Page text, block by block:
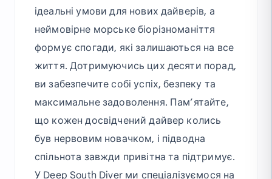
ідеальні умови для нових дайверів, а
неймовірне морське біорізноманіття
формує спогади, які залишаються на все
життя. Дотримуючись цих десяти порад,
ви забезпечите собі успіх, безпеку та
максимальне задоволення. Пам’ятайте,
що кожен досвідчений дайвер колись
був нервовим новачком, і підводна
спільнота завжди привітна та підтримує.
У Deep South Diver ми спеціалізуємося на